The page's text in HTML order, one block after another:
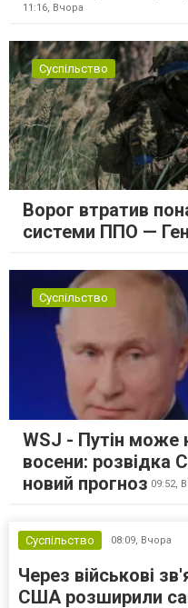
11:16, Вчора
Суспільство
Ворог втратив
системи ППО —
Суспільство
WSJ - Путін
восени: розвідка
новий прогноз 09:52,
Суспільство 08:09, Вчора
Через військові
США розширили